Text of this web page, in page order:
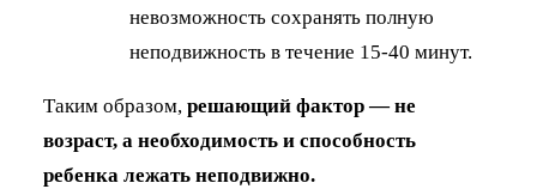
невозможность сохранять полную
неподвижность в течение 15-40 минут.
Таким образом, решающий фактор — не
возраст, а необходимость и способность
ребенка лежать неподвижно.